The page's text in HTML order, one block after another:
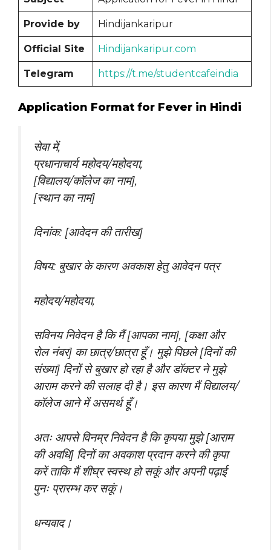
Provide by Hindijankaripur
Official Site Hindijankaripur.com
Telegram https://t.me/studentcafeindia
Application Format for Fever in Hindi
सेवा में,
प्रधानाचार्य महोदय/महोदया,
[विद्यालय/कॉलेज का नाम],
[स्थान का नाम]
दिनांक: [आवेदन की तारीख]
विषय: बुखार के कारण अवकाश हेतु आवेदन पत्र
महोदय/महोदया,
सविनय निवेदन है कि मैं [आपका नाम], [कक्षा और
रोल नंबर] का छात्र/छात्रा हूँ। मुझे पिछले [दिनों की
संख्या] दिनों से बुखार हो रहा है और डॉक्टर ने मुझे
आराम करने की सलाह दी है। इस कारण मैं विद्यालय/
कॉलेज आने में असमर्थ हूँ।
अतः आपसे विनम्र निवेदन है कि कृपया मुझे [आराम
की अवधि] दिनों का अवकाश प्रदान करने की कृपा
करें ताकि मैं शीघ्र स्वस्थ हो सकूं और अपनी पढ़ाई
पुनः प्रारम्भ कर सकूं।
धन्यवाद।